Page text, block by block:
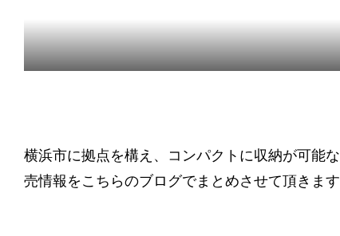
横浜市に拠点を構え、コンパクトに収納が可能
売情報をこちらのブログでまとめさせて頂きます